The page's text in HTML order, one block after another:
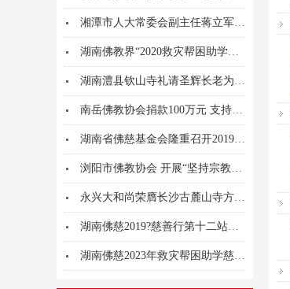
湘潭市人大常委会副主任蒋立军一行来龙兴寺调研指...
湖南佛教界“2020救灾帮困助学慈善行”湘西保...
湖南澧县钦山寺礼请圣辉长老为水陆法会上堂说法
南岳佛教协会捐款100万元 支持南岳区新型肺炎...
湖南省佛慈基金会隆重召开2019年总结表彰大会
浏阳市佛教协会 开展“坚持宗教中国化方向”大讲...
永兴大和尚荣膺长沙古麓山寺方丈圣辉大和尚送座
湖南佛慈2019?慈善行第十二站赴邵阳市隆回县...
湖南佛慈2023年救灾帮困助学慈善行第十一站 ...